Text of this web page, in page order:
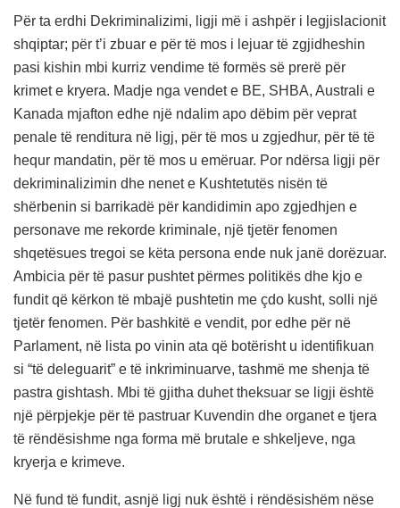
Për ta erdhi Dekriminalizimi, ligji më i ashpër i legjislacionit
shqiptar; për t’i zbuar e për të mos i lejuar të zgjidheshin
pasi kishin mbi kurriz vendime të formës së prerë për
krimet e kryera. Madje nga vendet e BE, SHBA, Australi e
Kanada mjafton edhe një ndalim apo dëbim për veprat
penale të renditura në ligj, për të mos u zgjedhur, për të të
hequr mandatin, për të mos u emëruar. Por ndërsa ligji për
dekriminalizimin dhe nenet e Kushtetutës nisën të
shërbenin si barrikadë për kandidimin apo zgjedhjen e
personave me rekorde kriminale, një tjetër fenomen
shqetësues tregoi se këta persona ende nuk janë dorëzuar.
Ambicia për të pasur pushtet përmes politikës dhe kjo e
fundit që kërkon të mbajë pushtetin me çdo kusht, solli një
tjetër fenomen. Për bashkitë e vendit, por edhe për në
Parlament, në lista po vinin ata që botërisht u identifikuan
si “të deleguarit” e të inkriminuarve, tashmë me shenja të
pastra gishtash. Mbi të gjitha duhet theksuar se ligji është
një përpjekje për të pastruar Kuvendin dhe organet e tjera
të rëndësishme nga forma më brutale e shkeljeve, nga
kryerja e krimeve.
Në fund të fundit, asnjë ligj nuk është i rëndësishëm nëse